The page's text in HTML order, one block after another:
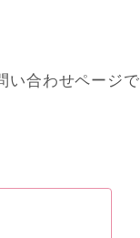
い合わせページで